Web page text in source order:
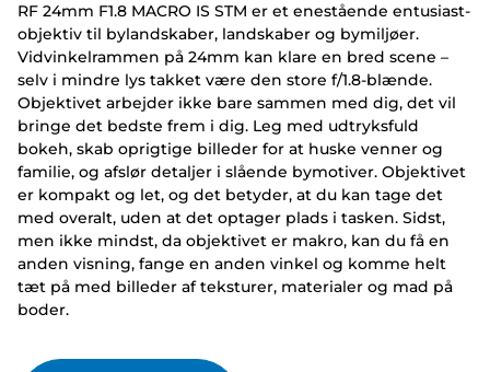
RF 24mm F1.8 MACRO IS STM er et enestående entusiast-
objektiv til bylandskaber, landskaber og bymiljøer.
Vidvinkelrammen på 24mm kan klare en bred scene –
selv i mindre lys takket være den store f/1.8-blænde.
Objektivet arbejder ikke bare sammen med dig, det vil
bringe det bedste frem i dig. Leg med udtryksfuld
bokeh, skab oprigtige billeder for at huske venner og
familie, og afslør detaljer i slående bymotiver. Objektivet
er kompakt og let, og det betyder, at du kan tage det
med overalt, uden at det optager plads i tasken. Sidst,
men ikke mindst, da objektivet er makro, kan du få en
anden visning, fange en anden vinkel og komme helt
tæt på med billeder af teksturer, materialer og mad på
boder.